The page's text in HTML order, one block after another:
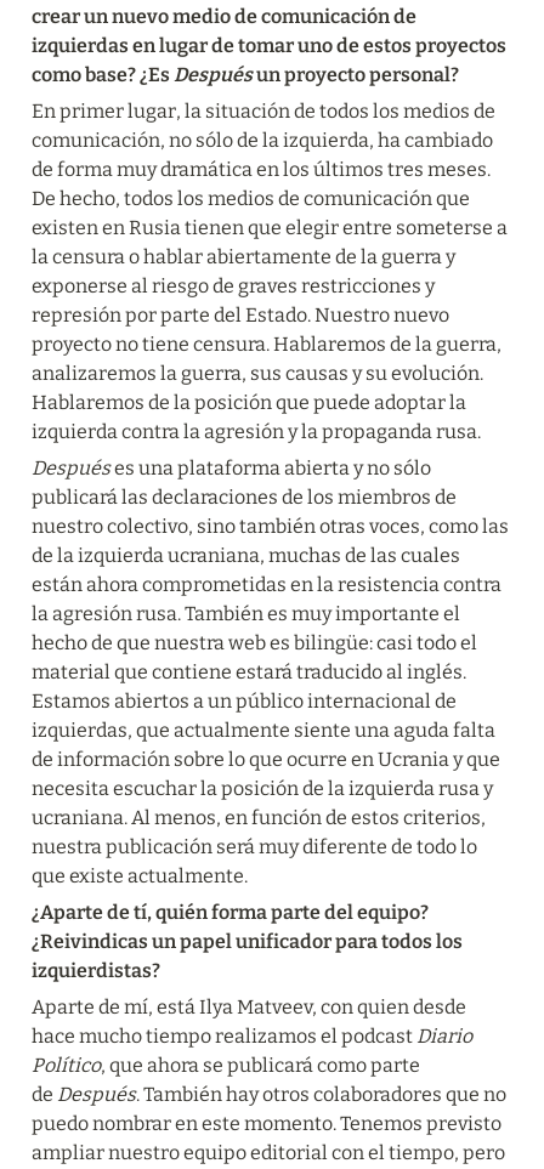
crear un nuevo medio de comunicación de
izquierdas en lugar de tomar uno de estos proyectos
como base? ¿Es Después un proyecto personal?
En primer lugar, la situación de todos los medios de
comunicación, no sólo de la izquierda, ha cambiado
de forma muy dramática en los últimos tres meses.
De hecho, todos los medios de comunicación que
existen en Rusia tienen que elegir entre someterse a
la censura o hablar abiertamente de la guerra y
exponerse al riesgo de graves restricciones y
represión por parte del Estado. Nuestro nuevo
proyecto no tiene censura. Hablaremos de la guerra,
analizaremos la guerra, sus causas y su evolución.
Hablaremos de la posición que puede adoptar la
izquierda contra la agresión y la propaganda rusa.
Después es una plataforma abierta y no sólo
publicará las declaraciones de los miembros de
nuestro colectivo, sino también otras voces, como las
de la izquierda ucraniana, muchas de las cuales
están ahora comprometidas en la resistencia contra
la agresión rusa. También es muy importante el
hecho de que nuestra web es bilingüe: casi todo el
material que contiene estará traducido al inglés.
Estamos abiertos a un público internacional de
izquierdas, que actualmente siente una aguda falta
de información sobre lo que ocurre en Ucrania y que
necesita escuchar la posición de la izquierda rusa y
ucraniana. Al menos, en función de estos criterios,
nuestra publicación será muy diferente de todo lo
que existe actualmente.
¿Aparte de tí, quién forma parte del equipo?
¿Reivindicas un papel unificador para todos los
izquierdistas?
Aparte de mí, está Ilya Matveev, con quien desde
hace mucho tiempo realizamos el podcast Diario
Político, que ahora se publicará como parte
de Después. También hay otros colaboradores que no
puedo nombrar en este momento. Tenemos previsto
ampliar nuestro equipo editorial con el tiempo, pero